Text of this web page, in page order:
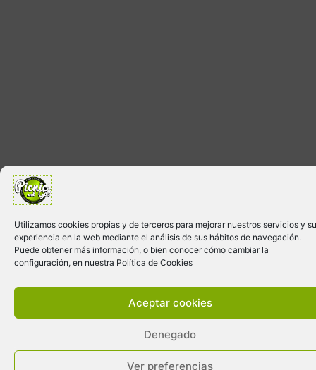
Utilizamos cookies propias y de terceros para mejorar nuestros servicios y su
experiencia en la web mediante el análisis de sus hábitos de navegación.
Puede obtener más información, o bien conocer cómo cambiar la
configuración, en nuestra Política de Cookies
Aceptar cookies
Denegado
Ver preferencias